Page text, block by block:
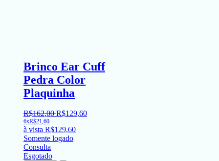
Brinco Ear Cuff
Pedra Color
Plaquinha
R$162,00 R$129,60
6xR$21,60
à vista R$129,60
Somente logado
Consulta
Esgotado